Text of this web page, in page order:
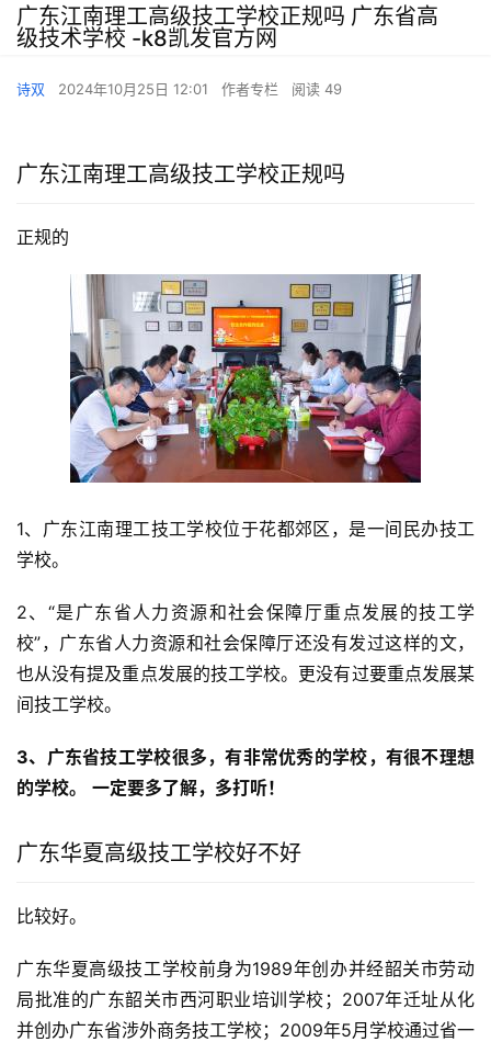
广东江南理工高级技工学校正规吗 广东省高
级技术学校 -k8凯发官方网
诗双 2024年10月25日 12:01 作者专栏 阅读 49
广东江南理工高级技工学校正规吗
正规的
1、广东江南理工技工学校位于花都郊区，是一间民办技工
学校。
2、“是广东省人力资源和社会保障厅重点发展的技工学
校”，广东省人力资源和社会保障厅还没有发过这样的文，
也从没有提及重点发展的技工学校。更没有过要重点发展某
间技工学校。
3、广东省技工学校很多，有非常优秀的学校，有很不理想
的学校。
一定要多了解，多打听！
广东华夏高级技工学校好不好
比较好。
广东华夏高级技工学校前身为1989年创办并经韶关市劳动
局批准的广东韶关市西河职业培训学校；2007年迁址从化
并创办广东省涉外商务技工学校；2009年5月学校通过省一